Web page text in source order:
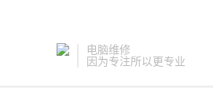
电脑维修
因为专注所以更专业